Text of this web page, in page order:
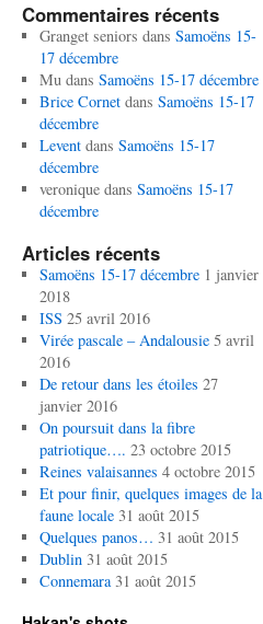
Commentaires récents
Granget seniors dans Samoëns 15-
17 décembre
Mudans Samoëns 15-17 décembre
Brice Cornetdans Samoëns 15-17
décembre
Leventdans Samoëns 15-17
décembre
veroniquedans Samoëns 15-17
décembre
Articles récents
Samoëns 15-17 décembre 1 janvier
2018
ISS 25 avril 2016
Virée pascale – Andalousie 5 avril
2016
De retour dans les étoiles 27
janvier 2016
On poursuit dans la fibre
patriotique…. 23 octobre 2015
Reines valaisannes 4 octobre 2015
Et pour finir, quelques images de la
faune locale 31 août 2015
Quelques panos… 31 août 2015
Dublin 31 août 2015
Connemara 31 août 2015